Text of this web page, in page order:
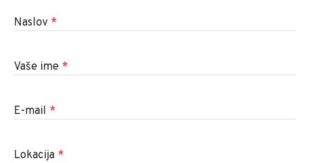
Naslov *
Vaše ime *
E-mail *
Lokacija *